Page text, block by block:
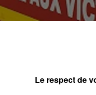
Le respect de